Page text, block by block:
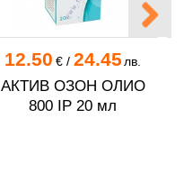
12.50 €/ 24.45 лв.
АКТИВ ОЗОН ОЛИО
800 IP 20 мл